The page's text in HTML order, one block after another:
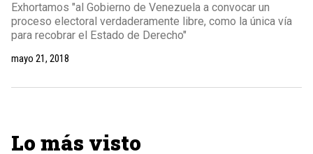
Exhortamos "al Gobierno de Venezuela a convocar un
proceso electoral verdaderamente libre, como la única vía
para recobrar el Estado de Derecho"
mayo 21, 2018
Lo más visto